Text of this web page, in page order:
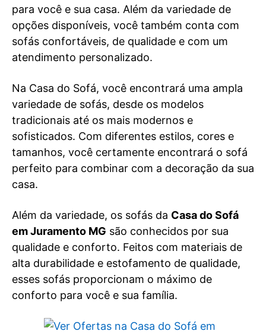
para você e sua casa. Além da variedade de
opções disponíveis, você também conta com
sofás confortáveis, de qualidade e com um
atendimento personalizado.
Na Casa do Sofá, você encontrará uma ampla
variedade de sofás, desde os modelos
tradicionais até os mais modernos e
sofisticados. Com diferentes estilos, cores e
tamanhos, você certamente encontrará o sofá
perfeito para combinar com a decoração da sua
casa.
Além da variedade, os sofás da Casa do Sofá
em Juramento MG são conhecidos por sua
qualidade e conforto. Feitos com materiais de
alta durabilidade e estofamento de qualidade,
esses sofás proporcionam o máximo de
conforto para você e sua família.